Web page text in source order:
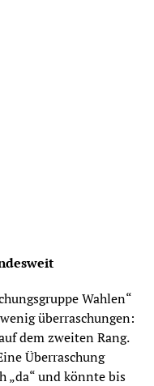
Wahlen“
überraschungen:
dem zweiten Rang.
Überraschung
„da“ und könnte bis